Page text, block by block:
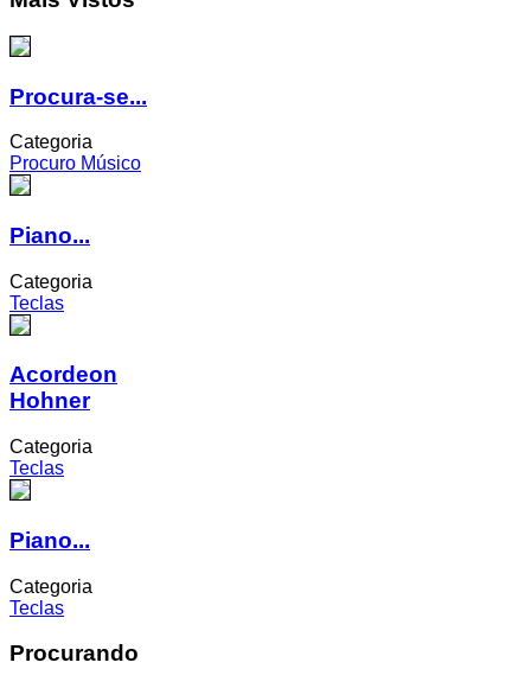
Procura-se...
Categoria
Procuro Músico
Piano...
Categoria
Teclas
Acordeon
Hohner
Categoria
Teclas
Piano...
Categoria
Teclas
Procurando